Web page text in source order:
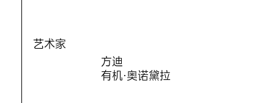
艺术家
方迪
有机·奥诺黛拉